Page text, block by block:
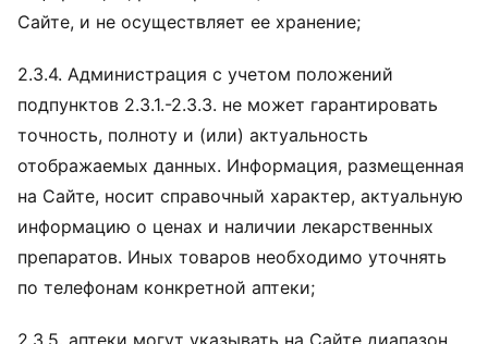
Сайте, и не осуществляет ее хранение;
2.3.4. Администрация с учетом положений
подпунктов 2.3.1.-2.3.3. не может гарантировать
точность, полноту и (или) актуальность
отображаемых данных. Информация, размещенная
на Сайте, носит справочный характер, актуальную
информацию о ценах и наличии лекарственных
препаратов. Иных товаров необходимо уточнять
по телефонам конкретной аптеки;
2.3.5. аптеки могут указывать на Сайте диапазон